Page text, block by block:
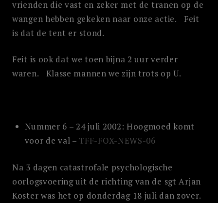
vrienden die vast en zeker met de tranen op de
wangen hebben gekeken naar onze actie. Feit
is dat de tent er stond.
Feit is ook dat we toen bijna 2 uur verder
waren. Klasse mannen we zijn trots op U.
Nummer 6 – 24 juli 2002: Hoogmoed komt
voor de val – TFF-FOX-NEWS-06
Na 3 dagen catastrofale psychologische
oorlogsvoering uit de richting van de sgt Arjan
Koster was het op donderdag 18 juli dan zover.